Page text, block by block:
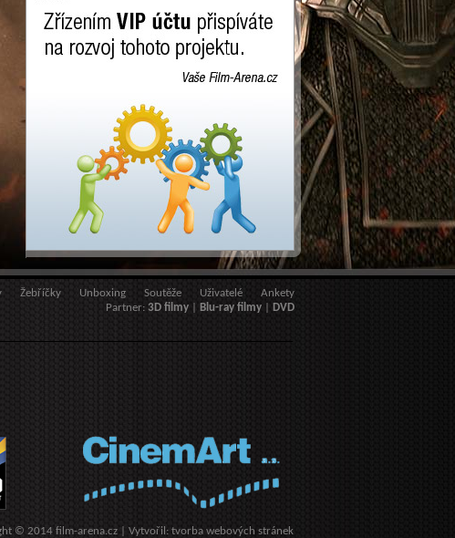
Ankety
Uživatelé
Soutěže
Unboxing
Žebříčky
Partner: 3D filmy| Blu-ray filmy| DVD
© 2014 film-arena.cz| Vytvořil: tvorba webových stránek